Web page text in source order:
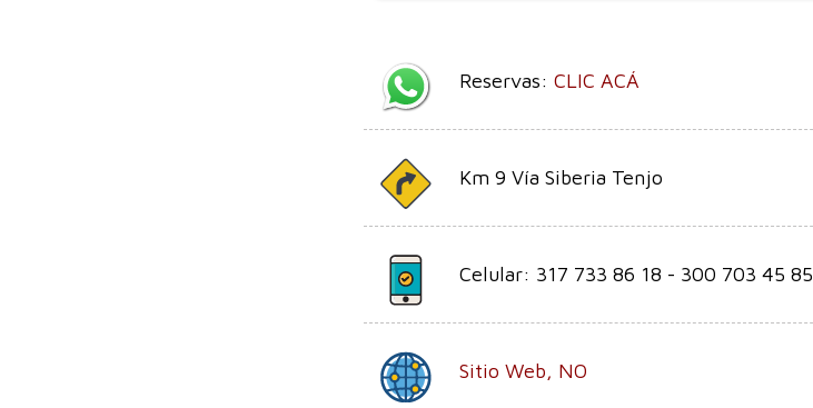
Reservas: CLIC ACÁ
Km 9 Vía Siberia Tenjo
Celular: 317 733 86 18 - 300 703 45 85
Sitio Web, NO